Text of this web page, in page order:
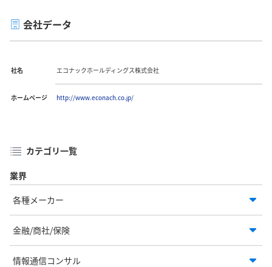
会社データ
社名 エコナックホールディングス株式会社
ホームページ http://www.econach.co.jp/
カテゴリ一覧
業界
各種メーカー
金融/商社/保険
情報通信コンサル